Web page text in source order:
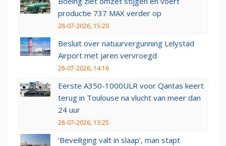
productie 737 MAX verder op
28-07-2026, 15:20
Besluit over natuurvergunning Lelystad
Airport met jaren vervroegd
28-07-2026, 14:16
Eerste A350-1000ULR voor Qantas keert
terug in Toulouse na vlucht van meer dan
24 uur
28-07-2026, 13:25
‘Beveiliging valt in slaap’, man stapt